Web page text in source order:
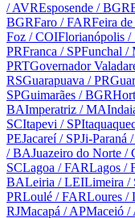
/ AVREsposende / BGR
BGRFaro / FARFeira de
Foz / COIFlorianópolis /
PRFranca / SPFunchal /
PRTGovernador
RSGuarapuava / PR
SPGuimarães / BGR
BAImperatriz / MA
SCItapevi / SP
PEJacareí/ SPJi-Paraná
/ BAJuazeiro do Norte /
SCLagoa / FARLagos /
BALeiria / LEILimeira /
PRLoulé / FARLoures /
RJMacapá / APMaceió /